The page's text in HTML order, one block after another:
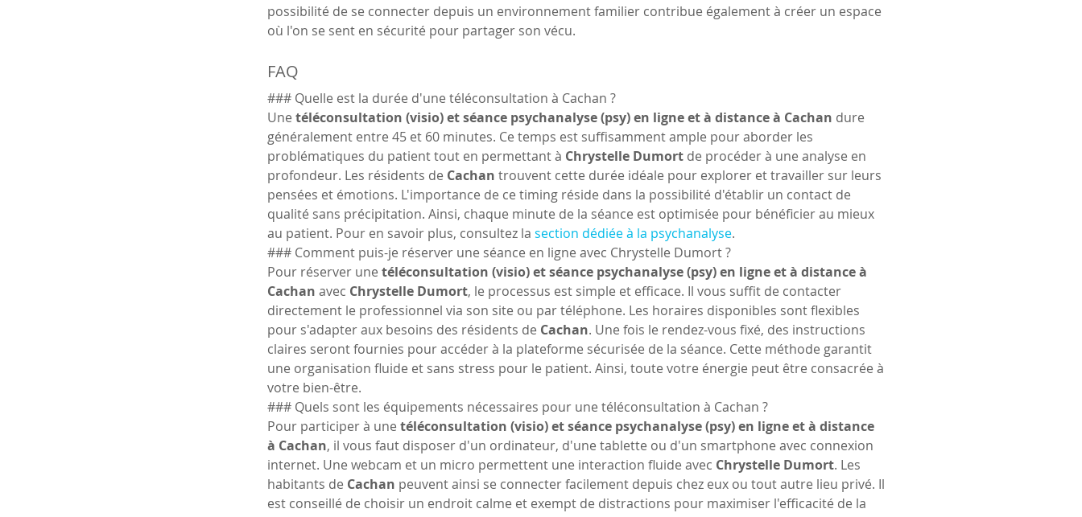
possibilité de se connecter depuis un environnement familier contribue également à créer un espace
où l'on se sent en sécurité pour partager son vécu.
FAQ
### Quelle est la durée d'une téléconsultation à Cachan ?
Une téléconsultation (visio) et séance psychanalyse (psy) en ligne et à distance à Cachan dure
généralement entre 45 et 60 minutes. Ce temps est suffisamment ample pour aborder les
problématiques du patient tout en permettant à Chrystelle Dumort de procéder à une analyse en
profondeur. Les résidents de Cachan trouvent cette durée idéale pour explorer et travailler sur leurs
pensées et émotions. L'importance de ce timing réside dans la possibilité d'établir un contact de
qualité sans précipitation. Ainsi, chaque minute de la séance est optimisée pour bénéficier au mieux
au patient. Pour en savoir plus, consultez la section dédiée à la psychanalyse.
### Comment puis-je réserver une séance en ligne avec Chrystelle Dumort ?
Pour réserver une téléconsultation (visio) et séance psychanalyse (psy) en ligne et à distance à
Cachan avec Chrystelle Dumort, le processus est simple et efficace. Il vous suffit de contacter
directement le professionnel via son site ou par téléphone. Les horaires disponibles sont flexibles
pour s'adapter aux besoins des résidents de Cachan. Une fois le rendez-vous fixé, des instructions
claires seront fournies pour accéder à la plateforme sécurisée de la séance. Cette méthode garantit
une organisation fluide et sans stress pour le patient. Ainsi, toute votre énergie peut être consacrée à
votre bien-être.
### Quels sont les équipements nécessaires pour une téléconsultation à Cachan ?
Pour participer à une téléconsultation (visio) et séance psychanalyse (psy) en ligne et à distance
à Cachan, il vous faut disposer d'un ordinateur, d'une tablette ou d'un smartphone avec connexion
internet. Une webcam et un micro permettent une interaction fluide avec Chrystelle Dumort. Les
habitants de Cachan peuvent ainsi se connecter facilement depuis chez eux ou tout autre lieu privé. Il
est conseillé de choisir un endroit calme et exempt de distractions pour maximiser l'efficacité de la